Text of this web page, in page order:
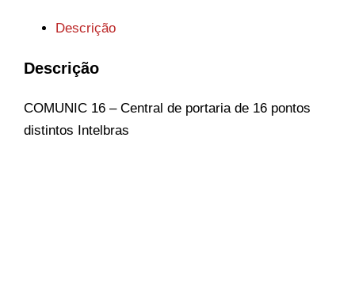
Descrição
Descrição
COMUNIC 16 – Central de portaria de 16 pontos
distintos Intelbras